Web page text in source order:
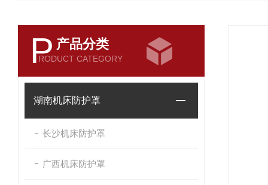
P 产品分类
RODUCT CATEGORY
湖南机床防护罩
长沙机床防护罩
广西机床防护罩